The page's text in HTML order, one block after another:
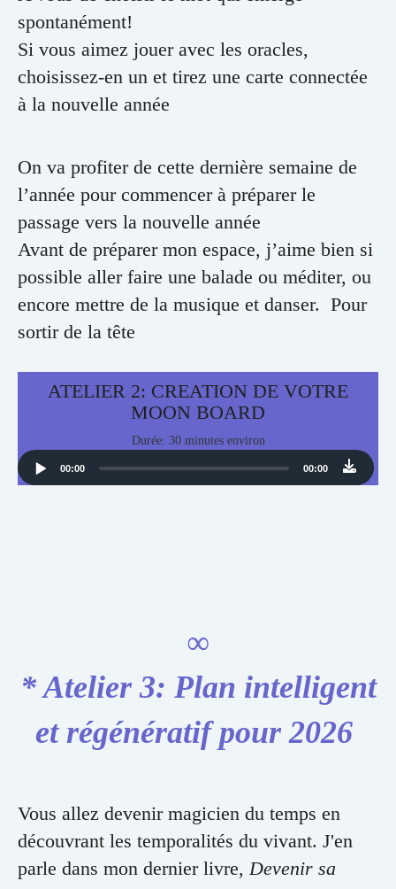
spontanément!
Si vous aimez jouer avec les oracles,
choisissez-en un et tirez une carte connectée
à la nouvelle année
On va profiter de cette dernière semaine de
l’année pour commencer à préparer le
passage vers la nouvelle année
Avant de préparer mon espace, j’aime bien si
possible aller faire une balade ou méditer, ou
encore mettre de la musique et danser. Pour
sortir de la tête
ATELIER 2: CREATION DE VOTRE
MOON BOARD
Durée: 30 minutes environ
Audio
Player
00:00 00:00
∞
* Atelier 3: Plan intelligent
et régénératif pour 2026
Vous allez devenir magicien du temps en
découvrant les temporalités du vivant. J'en
parle dans mon dernier livre,Devenir sa